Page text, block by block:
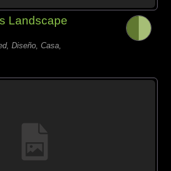
Landscape
Diseño, Casa,